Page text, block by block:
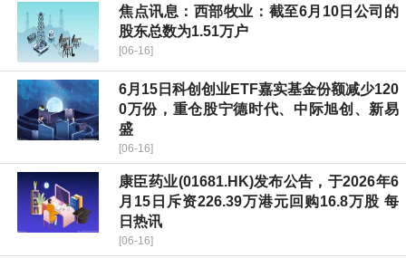
焦点讯息：西部牧业：截至6月10日公司的
股东总数为1.51万户
[06-16]
6月15日科创创业ETF嘉实基金份额减少120
0万份，重仓股宁德时代、中际旭创、新易
盛
[06-16]
康臣药业(01681.HK)发布公告，于2026年6
月15日斥资226.39万港元回购16.8万股 每
日热讯
[06-16]